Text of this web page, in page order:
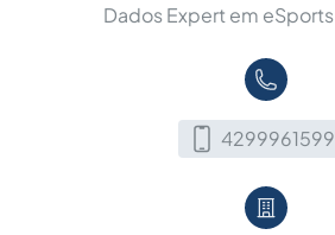
Dados Expert em